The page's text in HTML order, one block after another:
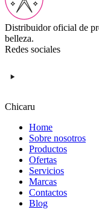
Distribuidor oficial de
belleza.
Redes sociales
Chicaru
Home
Sobre nosotros
Productos
Ofertas
Servicios
Marcas
Contactos
Blog